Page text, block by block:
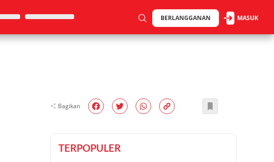
BERLANGGANAN MASUK
Bagikan
TERPOPULER